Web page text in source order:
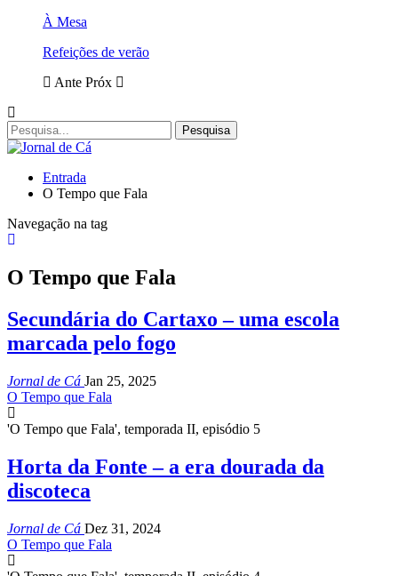
À Mesa
Refeições de verão
Ante Próx
Entrada
O Tempo que Fala
Navegação na tag
O Tempo que Fala
Secundária do Cartaxo – uma escola
marcada pelo fogo
Jornal de Cá Jan 25, 2025
O Tempo que Fala
'O Tempo que Fala', temporada II, episódio 5
Horta da Fonte – a era dourada da
discoteca
Jornal de Cá Dez 31, 2024
O Tempo que Fala